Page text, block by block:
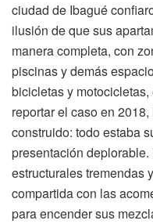
ciudad de Ibagué
ilusión de que sus
manera completa, con
piscinas y demás
bicicletas y
reportar el caso en
construido: todo estaba
presentación
estructurales tremendas
compartida con las
para encender sus